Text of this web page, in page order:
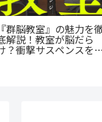
『たまらないのは恋なの
か』徹底解説：王道の